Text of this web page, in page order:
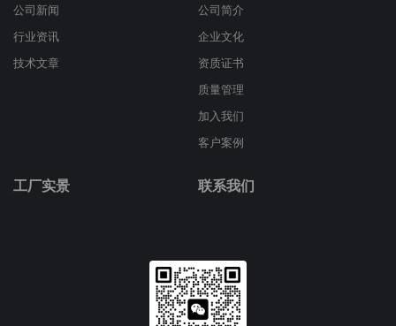
公司新闻
行业资讯
技术文章
公司简介
企业文化
资质证书
质量管理
加入我们
客户案例
工厂实景 联系我们